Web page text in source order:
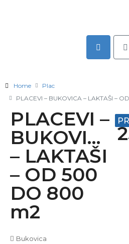
Home
Plac
PLACEVI – BUKOVICA – LAKTAŠI –
PLACEVI –
BUKOVICA
– LAKTAŠI
– OD 500
DO 800
m2
Bukovica